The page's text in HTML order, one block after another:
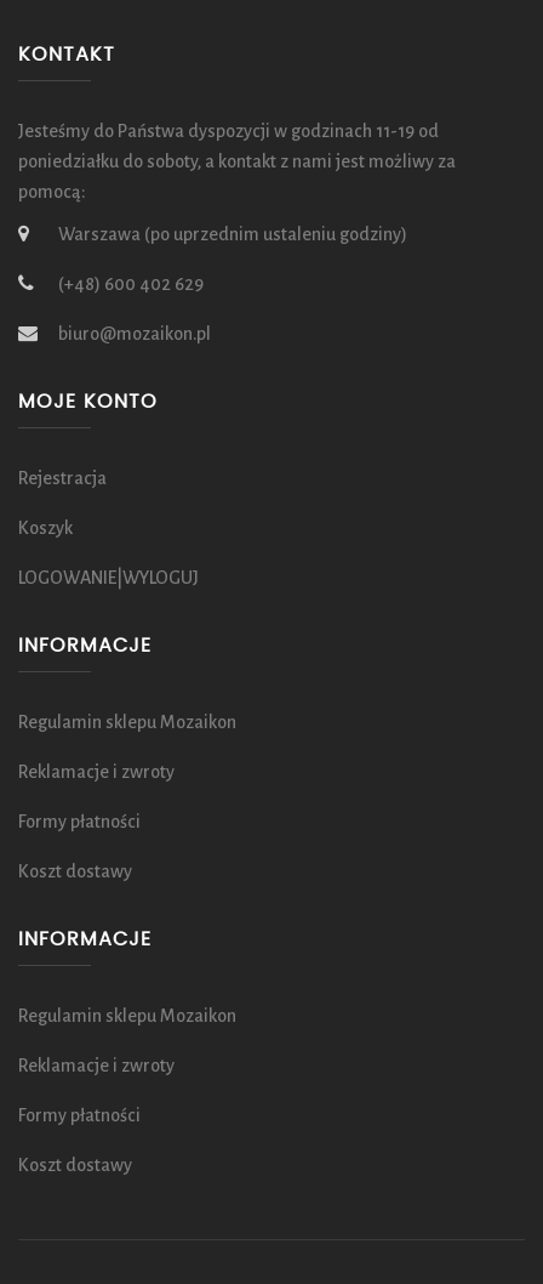
KONTAKT
Jesteśmy do Państwa dyspozycji w godzinach 11-19 od
poniedziałku do soboty, a kontakt z nami jest możliwy za
pomocą:
Warszawa (po uprzednim ustaleniu godziny)
(+48) 600 402 629
biuro@mozaikon.pl
MOJE KONTO
Rejestracja
Koszyk
LOGOWANIE|WYLOGUJ
INFORMACJE
Regulamin sklepu Mozaikon
Reklamacje i zwroty
Formy płatności
Koszt dostawy
INFORMACJE
Regulamin sklepu Mozaikon
Reklamacje i zwroty
Formy płatności
Koszt dostawy